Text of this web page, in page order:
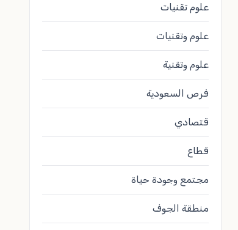
علوم تقنيات
علوم وتقنيات
علوم وتقنية
فرص السعودية
قتصادي
قطاع
مجتمع وجودة حياة
منطقة الجوف